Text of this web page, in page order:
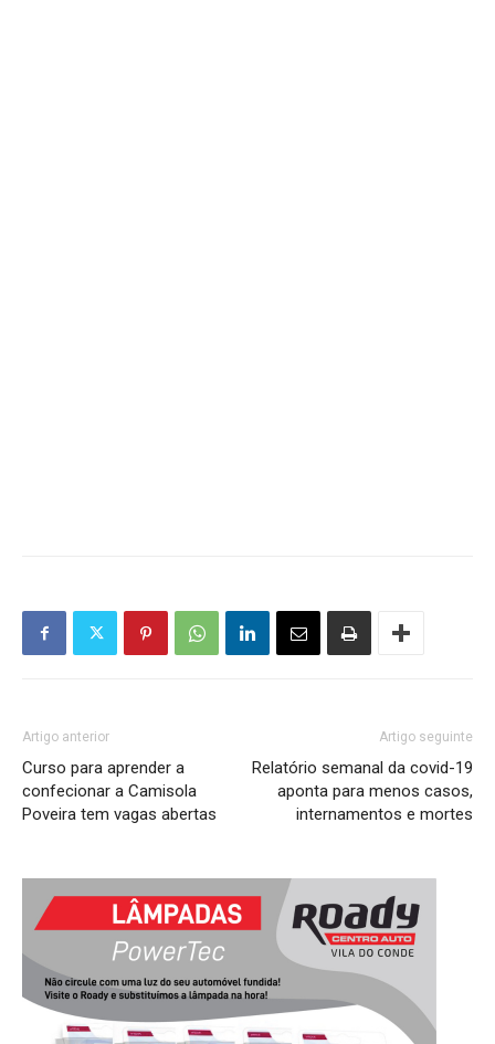
Artigo anterior
Curso para aprender a
confecionar a Camisola
Poveira tem vagas abertas
Artigo seguinte
Relatório semanal da covid-19
aponta para menos casos,
internamentos e mortes